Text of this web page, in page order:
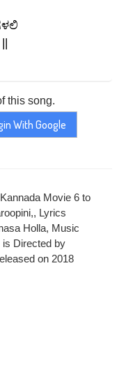
this song.
With Google
Movie 6 to
Lyrics
Holla, Music
Directed by
on 2018
x
With Google
x